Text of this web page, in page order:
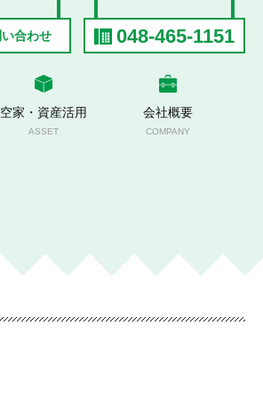
合わせ 048-465-1151
空家・資産活用
ASSET
会社概要
COMPANY